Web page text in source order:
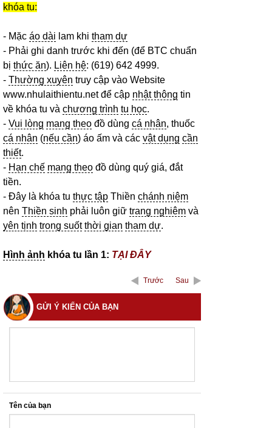
khóa tu:
- Mặc áo dài lam khi tham dự
- Phải ghi danh trước khi đến (để BTC chuẩn
bị thức ăn). Liên hệ: (619) 642 4999.
- Thường xuyên truy cập vào Website
www.nhulaithientu.net để cập nhật thông tin
về khóa tu và chương trình tu học.
- Vui lòng mang theo đồ dùng cá nhân, thuốc
cá nhân (nếu cần) áo ấm và các vật dụng cần
thiết.
- Hạn chế mang theo đồ dùng quý giá, đắt
tiền.
- Đây là khóa tu thực tập Thiền chánh niệm
nên Thiền sinh phải luôn giữ trang nghiêm và
yên tịnh trong suốt thời gian tham dự.
Hình ảnh khóa tu lần 1: TẠI ĐÂY
Trước Sau
GỬI Ý KIẾN CỦA BẠN
Tên của bạn